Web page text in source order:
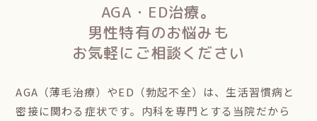
AGA・ED治療。
男性特有のお悩みも
お気軽にご相談ください
AGA（薄毛治療）やED（勃起不全）は、生活習慣病と
密接に関わる症状です。内科を専門とする当院だから